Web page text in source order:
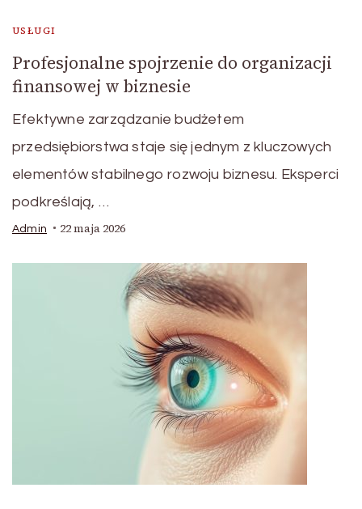
USŁUGI
Profesjonalne spojrzenie do organizacji
finansowej w biznesie
Efektywne zarządzanie budżetem
przedsiębiorstwa staje się jednym z kluczowych
elementów stabilnego rozwoju biznesu. Eksperci
podkreślają, …
Admin 22 maja 2026